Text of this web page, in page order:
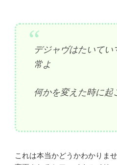
デジャヴはたいてい
常よ
何かを変えた時に起
これは本当かどうかわかりま